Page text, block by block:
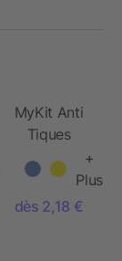
MyKit Anti
Tiques
+
Plus
dès 2,18 €